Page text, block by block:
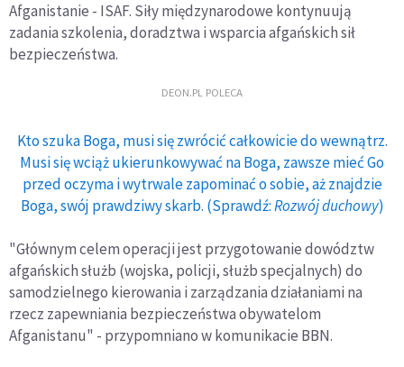
Afganistanie - ISAF. Siły międzynarodowe kontynuują
zadania szkolenia, doradztwa i wsparcia afgańskich sił
bezpieczeństwa.
DEON.PL POLECA
Kto szuka Boga, musi się zwrócić całkowicie do wewnątrz.
Musi się wciąż ukierunkowywać na Boga, zawsze mieć Go
przed oczyma i wytrwale zapominać o sobie, aż znajdzie
Boga, swój prawdziwy skarb. (Sprawdź:Rozwój duchowy)
"Głównym celem operacji jest przygotowanie dowództw
afgańskich służb (wojska, policji, służb specjalnych) do
samodzielnego kierowania i zarządzania działaniami na
rzecz zapewniania bezpieczeństwa obywatelom
Afganistanu" - przypomniano w komunikacie BBN.